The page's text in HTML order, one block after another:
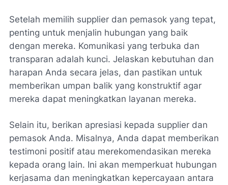
Setelah memilih supplier dan pemasok yang tepat,
penting untuk menjalin hubungan yang baik
dengan mereka. Komunikasi yang terbuka dan
transparan adalah kunci. Jelaskan kebutuhan dan
harapan Anda secara jelas, dan pastikan untuk
memberikan umpan balik yang konstruktif agar
mereka dapat meningkatkan layanan mereka.
Selain itu, berikan apresiasi kepada supplier dan
pemasok Anda. Misalnya, Anda dapat memberikan
testimoni positif atau merekomendasikan mereka
kepada orang lain. Ini akan memperkuat hubungan
kerjasama dan meningkatkan kepercayaan antara